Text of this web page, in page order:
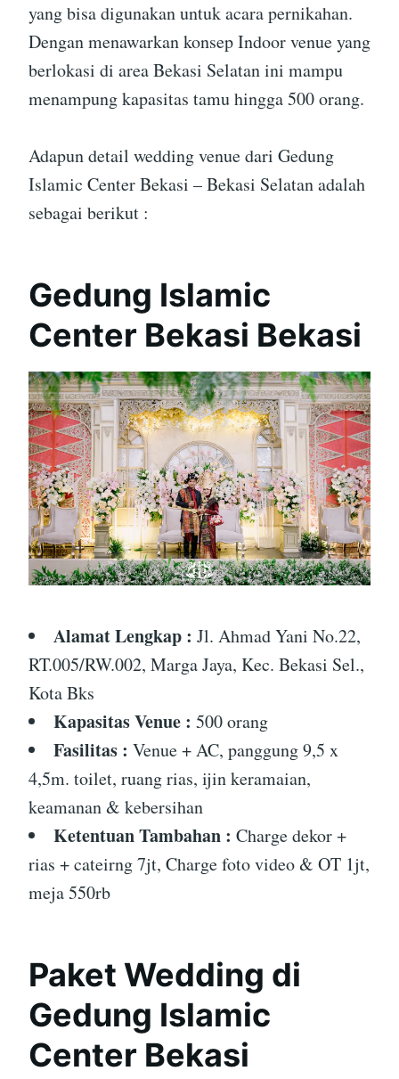
yang bisa digunakan untuk acara pernikahan.
Dengan menawarkan konsep Indoor venue yang
berlokasi di area Bekasi Selatan ini mampu
menampung kapasitas tamu hingga 500 orang.
Adapun detail wedding venue dari Gedung
Islamic Center Bekasi – Bekasi Selatan adalah
sebagai berikut :
Gedung Islamic
Center Bekasi Bekasi
Alamat Lengkap : Jl. Ahmad Yani No.22,
RT.005/RW.002, Marga Jaya, Kec. Bekasi Sel.,
Kota Bks
Kapasitas Venue : 500 orang
Fasilitas : Venue + AC, panggung 9,5 x
4,5m. toilet, ruang rias, ijin keramaian,
keamanan & kebersihan
Ketentuan Tambahan : Charge dekor +
rias + cateirng 7jt, Charge foto video & OT 1jt,
meja 550rb
Paket Wedding di
Gedung Islamic
Center Bekasi